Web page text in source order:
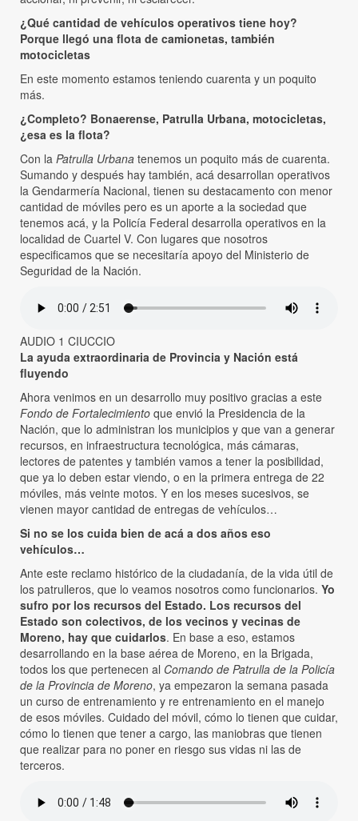
¿Qué cantidad de vehículos operativos tiene hoy?
Porque llegó una flota de camionetas, también
motocicletas
En este momento estamos teniendo cuarenta y un poquito
más.
¿Completo? Bonaerense, Patrulla Urbana, motocicletas,
¿esa es la flota?
Con la Patrulla Urbana tenemos un poquito más de cuarenta.
Sumando y después hay también, acá desarrollan operativos
la Gendarmería Nacional, tienen su destacamento con menor
cantidad de móviles pero es un aporte a la sociedad que
tenemos acá, y la Policía Federal desarrolla operativos en la
localidad de Cuartel V. Con lugares que nosotros
especificamos que se necesitaría apoyo del Ministerio de
Seguridad de la Nación.
AUDIO 1 CIUCCIO
La ayuda extraordinaria de Provincia y Nación está
fluyendo
Ahora venimos en un desarrollo muy positivo gracias a este
Fondo de Fortalecimiento que envió la Presidencia de la
Nación, que lo administran los municipios y que van a generar
recursos, en infraestructura tecnológica, más cámaras,
lectores de patentes y también vamos a tener la posibilidad,
que ya lo deben estar viendo, o en la primera entrega de 22
móviles, más veinte motos. Y en los meses sucesivos, se
vienen mayor cantidad de entregas de vehículos…
Si no se los cuida bien de acá a dos años eso
vehículos…
Ante este reclamo histórico de la ciudadanía, de la vida útil de
los patrulleros, que lo veamos nosotros como funcionarios. Yo
sufro por los recursos del Estado. Los recursos del
Estado son colectivos, de los vecinos y vecinas de
Moreno, hay que cuidarlos. En base a eso, estamos
desarrollando en la base aérea de Moreno, en la Brigada,
todos los que pertenecen al Comando de Patrulla de la Policía
de la Provincia de Moreno, ya empezaron la semana pasada
un curso de entrenamiento y re entrenamiento en el manejo
de esos móviles. Cuidado del móvil, cómo lo tienen que cuidar,
cómo lo tienen que tener a cargo, las maniobras que tienen
que realizar para no poner en riesgo sus vidas ni las de
terceros.